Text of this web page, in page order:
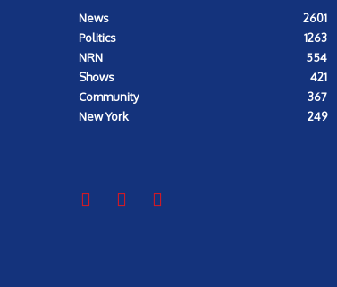
News
2601
Politics
1263
NRN
554
Shows
421
Community
367
New York
249